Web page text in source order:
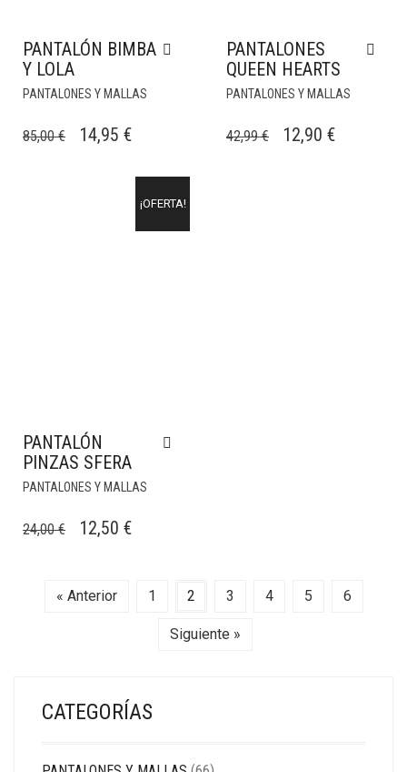
PANTALÓN BIMBA
Y LOLA
PANTALONES Y MALLAS
85,00€
EL
14,95 €EL
ES:
14,95 €.
PANTALONES
QUEEN HEARTS
PANTALONES Y MALLAS
42,99€
EL
12,90 €EL
¡OFERTA!
PANTALÓN
PINZAS SFERA
PANTALONES Y MALLAS
24,00€
EL
ERA:
12,50 €EL
ES:
12,50 €.
« Anterior 1 2 3 4 5 6
Siguiente »
CATEGORÍAS